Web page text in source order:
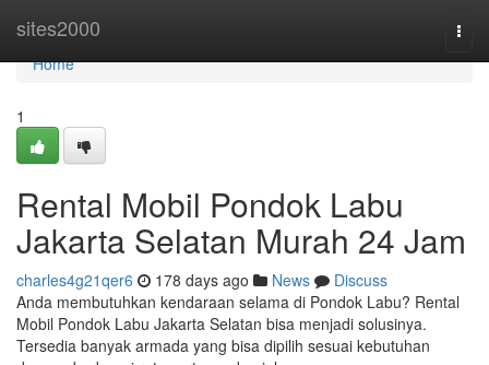
sites2000
Home
Home
1
Rental Mobil Pondok Labu
Jakarta Selatan Murah 24 Jam
charles4g21qer6 178 days ago News
Discuss
Anda membutuhkan kendaraan selama di Pondok Labu? Rental
Mobil Pondok Labu Jakarta Selatan bisa menjadi solusinya.
Tersedia banyak armada yang bisa dipilih sesuai kebutuhan